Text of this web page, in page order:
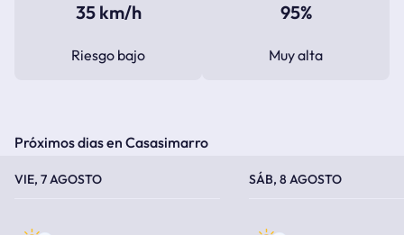
35 km/h
Riesgo bajo
95%
Muy alta
Próximos dias en Casasimarro
VIE, 7 AGOSTO SÁB, 8 AGOSTO